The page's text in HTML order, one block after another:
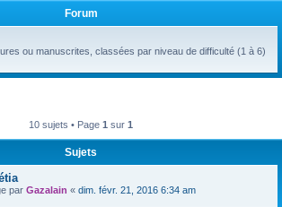
Forum
ou manuscrites, classées par niveau de difficulté (1 à 6)
10 sujets • Page 1 sur 1
Sujets
par Gazalain « dim. févr. 21, 2016 6:34 am